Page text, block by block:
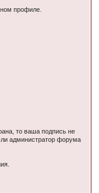
профиле.
то ваша подпись не
администратор форума